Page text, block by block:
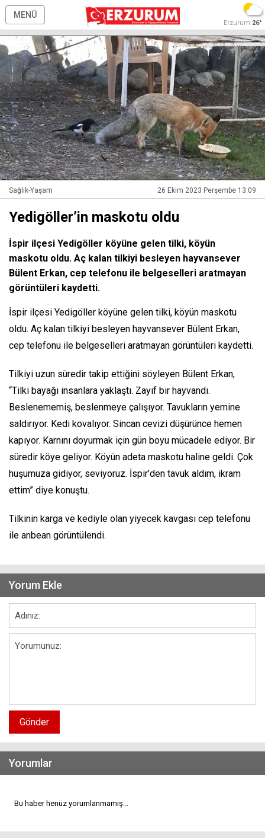
MENÜ
Erzurum 26°
Sağlık-Yaşam 26 Ekim 2023 Perşembe 13:09
Yedigöller’in maskotu oldu
İspir ilçesi Yedigöller köyüne gelen tilki, köyün
maskotu oldu. Aç kalan tilkiyi besleyen hayvansever
Bülent Erkan, cep telefonu ile belgeselleri aratmayan
görüntüleri kaydetti.
İspir ilçesi Yedigöller köyüne gelen tilki, köyün maskotu
oldu. Aç kalan tilkiyi besleyen hayvansever Bülent Erkan,
cep telefonu ile belgeselleri aratmayan görüntüleri kaydetti.
Tilkiyi uzun süredir takip ettiğini söyleyen Bülent Erkan,
“Tilki bayağı insanlara yaklaştı. Zayıf bir hayvandı.
Beslenememiş, beslenmeye çalışıyor. Tavukların yemine
saldırıyor. Kedi kovalıyor. Sincan cevizi düşürünce hemen
kapıyor. Karnını doyurmak için gün boyu mücadele ediyor. Bir
süredir köye geliyor. Köyün adeta maskotu haline geldi. Çok
huşumuza gidiyor, seviyoruz. İspir’den tavuk aldım, ikram
ettim” diye konuştu.
Tilkinin karga ve kediyle olan yiyecek kavgası cep telefonu
ile anbean görüntülendi.
Yorum Ekle
Gönder
Yorumlar
Bu haber henüz yorumlanmamış...